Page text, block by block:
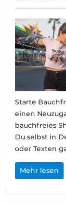
Starte
einen
bauchfreies
Du selbst in
oder Texten
Mehr lesen